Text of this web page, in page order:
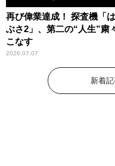
再び偉業達成！ 探査機「
ぶさ2」、第二の“人生”粛
こなす
2026.07.07
新着